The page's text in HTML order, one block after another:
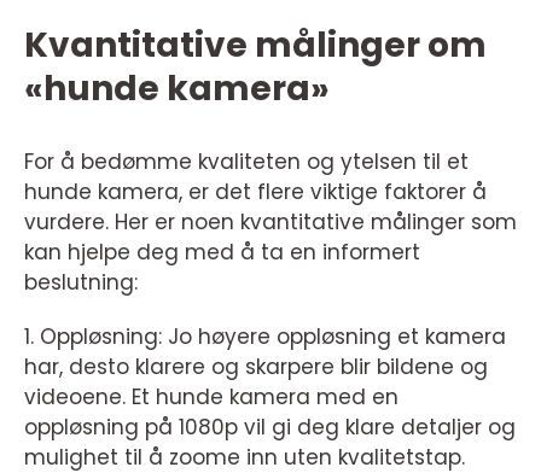
Kvantitative målinger om
«hunde kamera»
For å bedømme kvaliteten og ytelsen til et
hunde kamera, er det flere viktige faktorer å
vurdere. Her er noen kvantitative målinger som
kan hjelpe deg med å ta en informert
beslutning:
1. Oppløsning: Jo høyere oppløsning et kamera
har, desto klarere og skarpere blir bildene og
videoene. Et hunde kamera med en
oppløsning på 1080p vil gi deg klare detaljer og
mulighet til å zoome inn uten kvalitetstap.